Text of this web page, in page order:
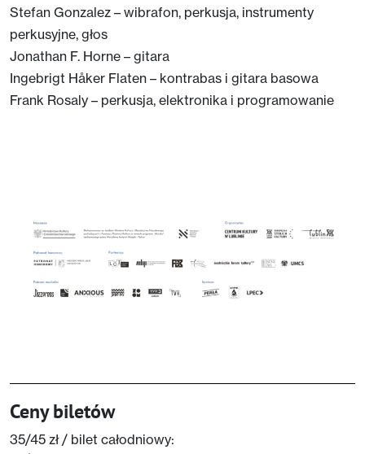
Stefan Gonzalez – wibrafon, perkusja, instrumenty
perkusyjne, głos
Jonathan F. Horne – gitara
Ingebrigt Håker Flaten – kontrabas i gitara basowa
Frank Rosaly – perkusja, elektronika i programowanie
Ceny biletów
35/45 zł / bilet całodniowy: